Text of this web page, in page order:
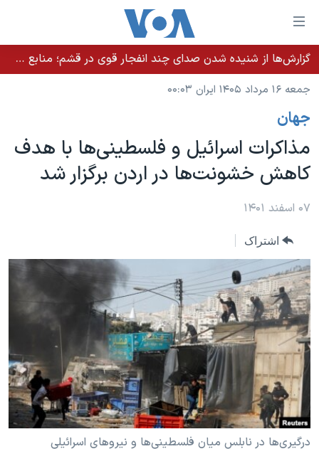
لینکهای
قابل
دسترسی
جهش
محتوای
اصلی
جهش
صفحه
جهش
به
جستجو
خانه
نسخه سبک وب‌سایت
موضوع ها
ایران
آمریکا
جهان
ویژه برنامه‌ها
ویدیوها
فرهنگ و زندگی
حقوق شهروندی
اقتصادی
علم و فناوری
برنامه های تلویزیونی
جدول برنامه ها
صفحه‌های ویژه
۲۵۰سالگی آمریکا
بایگانی برنامه‌های تلویزیونی
مستندها
انتخابات ریاست جمهوری آمریکا ۲۰۲۴
حمله جمهوری اسلامی به اسرائیل
رمز مهسا
فرکانس‌های صدای آمریکا
پخش رادیویی
یادگیری زبان انگلیسی
دنبال کنید
زبانهای مختلف
گزارش‌ها از شنیده شدن صدای چند انفجار قوی در قشم؛ منابع حکومتی می‌گویند درگیری در تنگه هرمز بود
جمعه ۱۶ مرداد ۱۴۰۵ ایران ۰۰:۰۳
جهان
مذاکرات اسرائیل و فلسطینی‌ها با هدف
کاهش خشونت‌‌ها در اردن برگزار شد
۰۷ اسفند ۱۴۰۱
اشتراک
درگیری‌ها در نابلس میان فلسطینی‌ها و نیروهای اسرائيلی